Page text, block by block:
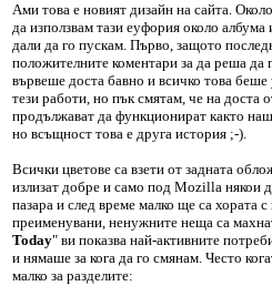
Ами това е новият дизайн на сайта.
да използвам тази еуфория около
дали да го пускам. Първо, защото
положителните коментари за да реша да
вървеше доста бавно и всичко това
тези работи, но пък смятам, че на доста
продължават да функционират както
но всъщност това е друга история ;-).
Всички цветове са взети от задната
излизат добре и само под Mozilla някои
пазара и след време малко ще са хората
преименувани, ненужните неща са
Today" ви показва най-активните
и нямаше за кога да го смянам. Често
малко за разделите: